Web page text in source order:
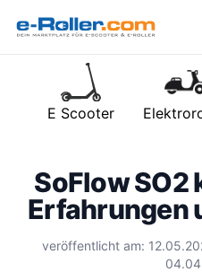
E Scooter
SoFlow SO2
Erfahrungen
veröffentlicht am: